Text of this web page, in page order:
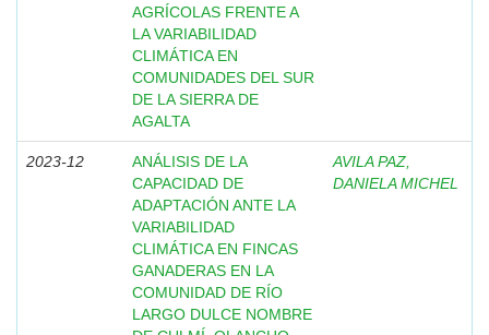
AGRÍCOLAS FRENTE A
LA VARIABILIDAD
CLIMÁTICA EN
COMUNIDADES DEL SUR
DE LA SIERRA DE
AGALTA
2023-12
ANÁLISIS DE LA
CAPACIDAD DE
ADAPTACIÓN ANTE LA
VARIABILIDAD
CLIMÁTICA EN FINCAS
GANADERAS EN LA
COMUNIDAD DE RÍO
LARGO DULCE NOMBRE
AVILA PAZ,
DANIELA MICHEL